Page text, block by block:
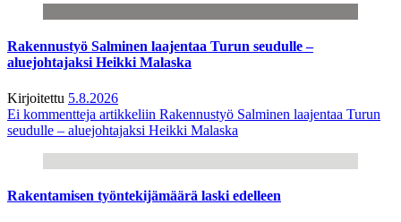
Rakennustyö Salminen laajentaa Turun seudulle –
aluejohtajaksi Heikki Malaska
Kirjoitettu 5.8.2026
Ei kommentteja artikkeliin Rakennustyö Salminen laajentaa Turun
seudulle – aluejohtajaksi Heikki Malaska
Rakentamisen työntekijämäärä laski edelleen